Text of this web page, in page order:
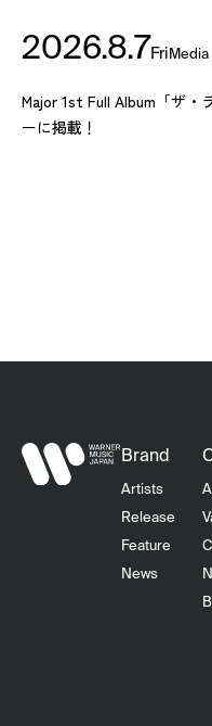
2026.8.7Fri Media
Major 1st Full Album「ザ・
ーに掲載！
Brand
Artists
Release
Feature
News